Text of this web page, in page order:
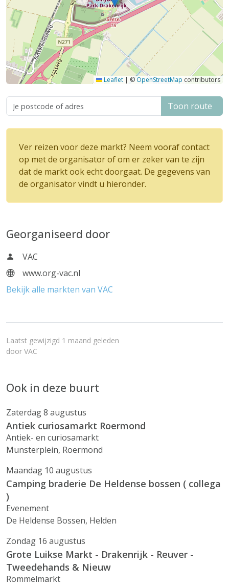
Leaflet | © OpenStreetMap contributors
Toon route
Ver reizen voor deze markt? Neem vooraf contact
op met de organisator of om er zeker van te zijn
dat de markt ook echt doorgaat. De gegevens van
de organisator vindt u hieronder.
Georganiseerd door
VAC
www.org-vac.nl
Bekijk alle markten van VAC
Laatst gewijzigd 1 maand geleden
door VAC
Ook in deze buurt
Zaterdag 8 augustus
Antiek curiosamarkt Roermond
Antiek- en curiosamarkt
Munsterplein, Roermond
Maandag 10 augustus
Camping braderie De Heldense bossen ( collega
)
Evenement
De Heldense Bossen, Helden
Zondag 16 augustus
Grote Luikse Markt - Drakenrijk - Reuver -
Tweedehands & Nieuw
Rommelmarkt